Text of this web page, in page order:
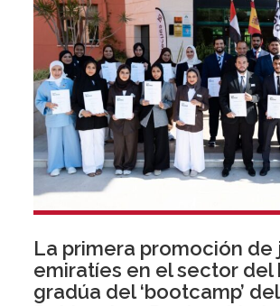
La primera promoción de
emiratíes en el sector del
gradúa del ‘bootcamp’